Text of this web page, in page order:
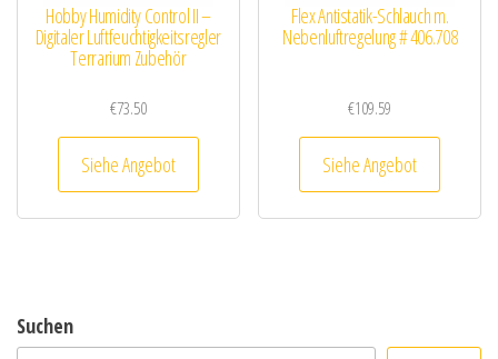
Hobby Humidity Control II –
Digitaler Luftfeuchtigkeitsregler
Terrarium Zubehör
€73.50
Siehe Angebot
Flex Antistatik-Schlauch m.
Nebenluftregelung # 406.708
€109.59
Siehe Angebot
Suchen